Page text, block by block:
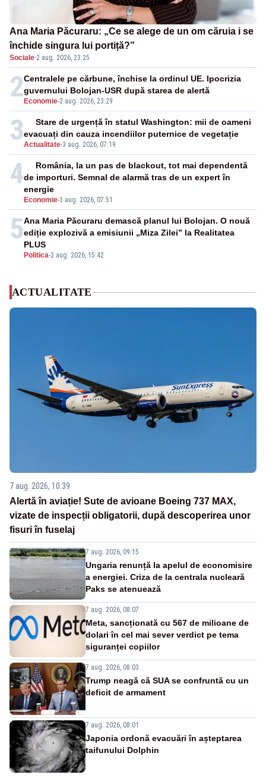
Ana Maria Păcuraru: „Ce se alege de un om căruia i se
închide singura lui portiță?”
Sociale·2 aug. 2026, 23:25
2 Economie-2 aug. 2026, 23:29
Centralele pe cărbune, închise la ordinul UE. Ipocrizia
guvernului Bolojan-USR după starea de alertă
3Actualitate-3 aug. 2026, 07:19
Stare de urgență în statul Washington: mii de oameni
evacuați din cauza incendiilor puternice de vegetație
4
Economie-3 aug. 2026, 07:51
România, la un pas de blackout, tot mai dependentă
de importuri. Semnal de alarmă tras de un expert în
energie
5
Politica-2 aug. 2026, 15:42
Ana Maria Păcuraru demască planul lui Bolojan. O nouă
ediție explozivă a emisiunii „Miza Zilei” la Realitatea
PLUS
ACTUALITATE
7 aug. 2026, 10:39
Alertă în aviație! Sute de avioane Boeing 737 MAX,
vizate de inspecții obligatorii, după descoperirea unor
fisuri în fuselaj
7 aug. 2026, 09:15
Ungaria renunță la apelul de economisire
a energiei. Criza de la centrala nucleară
Paks se atenuează
7 aug. 2026, 08:07
Meta, sancționată cu 567 de milioane de
dolari în cel mai sever verdict pe tema
siguranței copiilor
7 aug. 2026, 08:03
Trump neagă că SUA se confruntă cu un
deficit de armament
7 aug. 2026, 08:01
Japonia ordonă evacuări în așteptarea
taifunului Dolphin